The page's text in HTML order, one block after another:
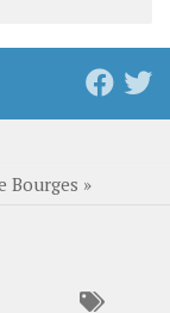
Bourges »